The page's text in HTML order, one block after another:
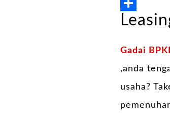
WhatsApp
Share
Gadai
,anda
usaha?